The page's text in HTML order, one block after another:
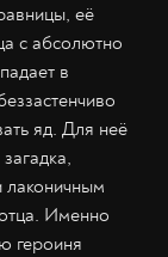
её
с абсолютно
в
яд. Для неё
Именно
героиня